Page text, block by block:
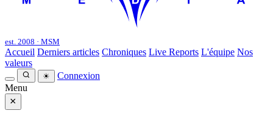
est. 2008 · MSM
Accueil Derniers articles Chroniques Live Reports L'équipe Nos
valeurs
☀
Connexion
Menu
×